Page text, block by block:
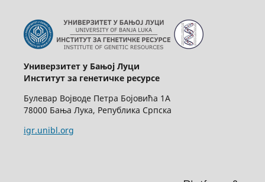
Универзитет у Бањој Луци
Институт за генетичке ресурсе
Булевар Војводе Петра Бојовића 1А
78000 Бања Лука, Република Српска
igr.unibl.org